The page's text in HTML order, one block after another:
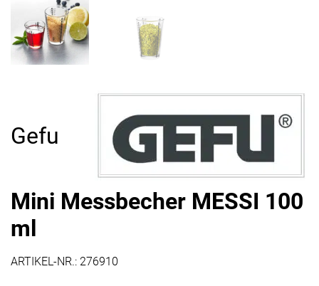
Gefu
Mini Messbecher MESSI 100
ml
ARTIKEL-NR.: 276910